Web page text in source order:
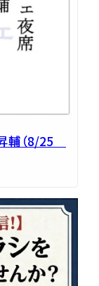
（8/25